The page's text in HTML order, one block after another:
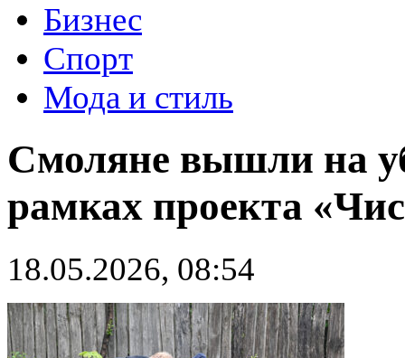
Бизнес
Спорт
Мода и стиль
Смоляне вышли на
рамках проекта
18.05.2026, 08:54